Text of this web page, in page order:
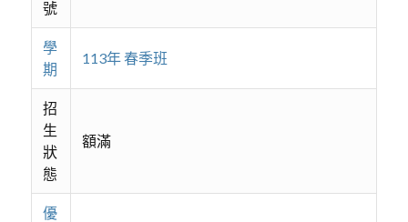
號
學
期
113年 春季班
招
生
狀
態
額滿
優